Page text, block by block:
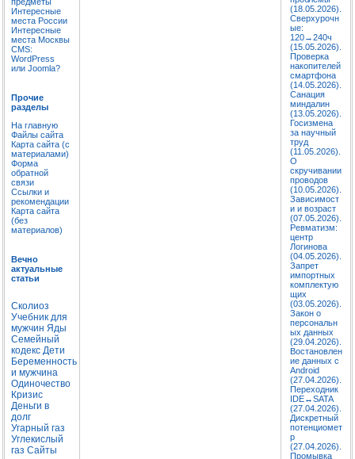
Интересные
места России
Интересные
места Москвы
CMS:
WordPress
или Joomla?
Прочие
разделы
На главную
Файлы сайта
Карта сайта (с
материалами)
Форма
обратной
связи
Ссылки и
рекомендации
Карта сайта
(без
материалов)
Вечно
актуальные
статьи
Сколиоз
Учебник для
мужчин Яды
Семейный
кодекс Дети
Беременность
и мужчина
Одиночество
Кризис
Деньги в
долг
Угарный газ
Углекислый
газ Сайты
(18.05.2026).
Сверхурочн
ые:
120→240ч
(15.05.2026).
Проверка
накопителей
смартфона
(14.05.2026).
Санация
миндалин
(13.05.2026).
Госизмена
за научный
труд
(11.05.2026).
О
скручивании
проводов
(10.05.2026).
Зависимост
и и возраст
(07.05.2026).
Ревматизм:
центр
Логинова
(04.05.2026).
Запрет
импортных
комплектую
щих
(03.05.2026).
Закон о
персональн
ых данных
(29.04.2026).
Востановлен
ие данных с
Android
(27.04.2026).
Переходник
IDE↔SATA
(27.04.2026).
Дискретный
потенциомет
р
(27.04.2026).
Промывка